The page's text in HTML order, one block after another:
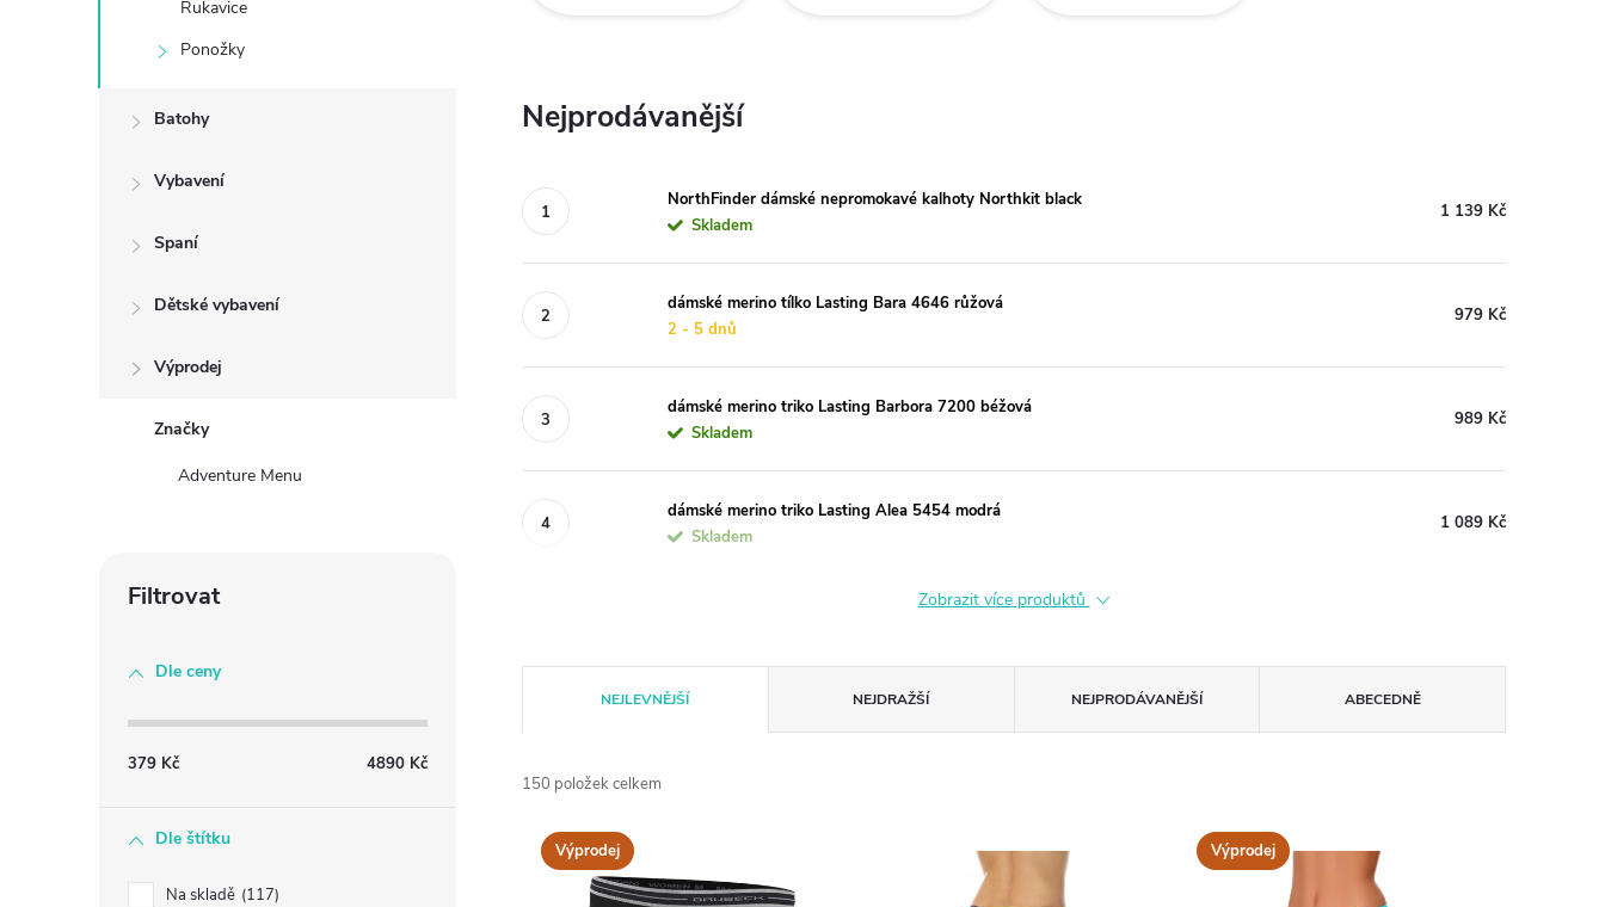
Rukavice
Ponožky
Batohy
Vybavení
Spaní
Dětské vybavení
Výprodej
Značky
Adventure Menu
Dle ceny
379 Kč 4890 Kč
Dle štítku
Na skladě 117
Nejprodávanější
NorthFinder dámské nepromokavé kalhoty Northkit black
Skladem
1 139 Kč
dámské merino tílko Lasting Bara 4646 růžová
2 - 5 dnů
979 Kč
dámské merino triko Lasting Barbora 7200 béžová
Skladem
989 Kč
dámské merino triko Lasting Alea 5454 modrá
Skladem
1 089 Kč
Zobrazit více produktů
a
e
NEJLEVNĚJŠÍ NEJDRAŽŠÍ NEJPRODÁVANĚJŠÍ ABECEDNĚ
150 položek celkem
VVýprodej Výprodej